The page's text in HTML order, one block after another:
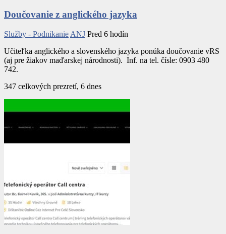
Doučovanie z anglického jazyka
Služby - Podnikanie ANJ Pred 6 hodín
Učiteľka anglického a slovenského jazyka ponúka doučovanie vRS
(aj pre žiakov maďarskej národnosti). Inf. na tel. čísle: 0903 480
742.
347 celkových prezretí, 6 dnes